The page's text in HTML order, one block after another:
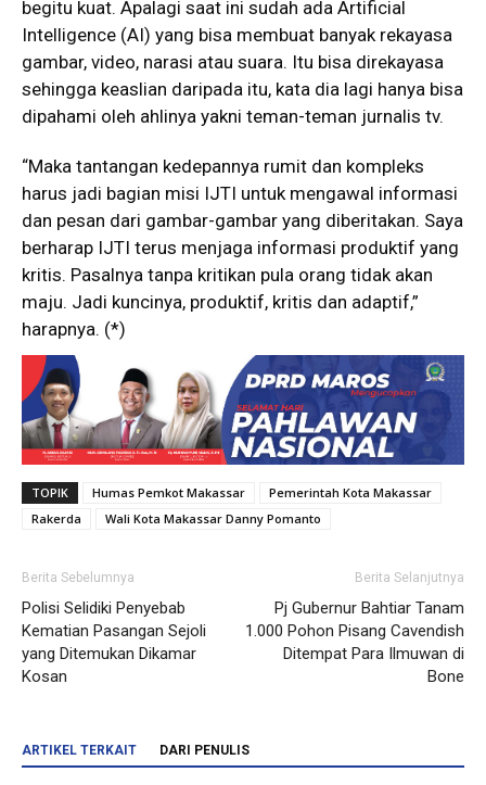
begitu kuat. Apalagi saat ini sudah ada Artificial
Intelligence (AI) yang bisa membuat banyak rekayasa
gambar, video, narasi atau suara. Itu bisa direkayasa
sehingga keaslian daripada itu, kata dia lagi hanya bisa
dipahami oleh ahlinya yakni teman-teman jurnalis tv.
“Maka tantangan kedepannya rumit dan kompleks
harus jadi bagian misi IJTI untuk mengawal informasi
dan pesan dari gambar-gambar yang diberitakan. Saya
berharap IJTI terus menjaga informasi produktif yang
kritis. Pasalnya tanpa kritikan pula orang tidak akan
maju. Jadi kuncinya, produktif, kritis dan adaptif,”
harapnya. (*)
TOPIK Humas Pemkot Makassar
Pemerintah Kota Makassar
Rakerda
Wali Kota Makassar Danny Pomanto
Berita Sebelumnya
Polisi Selidiki Penyebab
Kematian Pasangan Sejoli
yang Ditemukan Dikamar
Kosan
Berita Selanjutnya
Pj Gubernur Bahtiar Tanam
1.000 Pohon Pisang Cavendish
Ditempat Para Ilmuwan di
Bone
ARTIKEL TERKAIT DARI PENULIS